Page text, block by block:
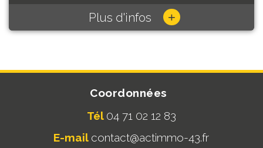
Plus d'infos +
Coordonnées
Tél 04 71 02 12 83
E-mail contact@actimmo-43.fr